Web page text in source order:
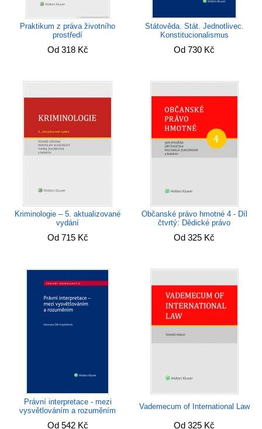
Praktikum z práva životního
prostředí
Od 318 Kč
Státověda. Stát. Jednotlivec.
Konstitucionalismus
Od 730 Kč
Kriminologie – 5. aktualizované
vydání
Od 715 Kč
Občanské právo hmotné 4 - Díl
čtvrtý: Dědické právo
Od 325 Kč
Právní interpretace - mezi
vysvětlováním a rozuměním
Od 542 Kč
Vademecum of International Law
Od 325 Kč